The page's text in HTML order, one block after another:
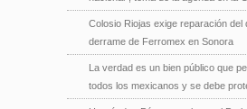
Colosio Riojas exige reparación del
derrame de Ferromex en Sonora
La verdad es un bien público que
todos los mexicanos y se debe